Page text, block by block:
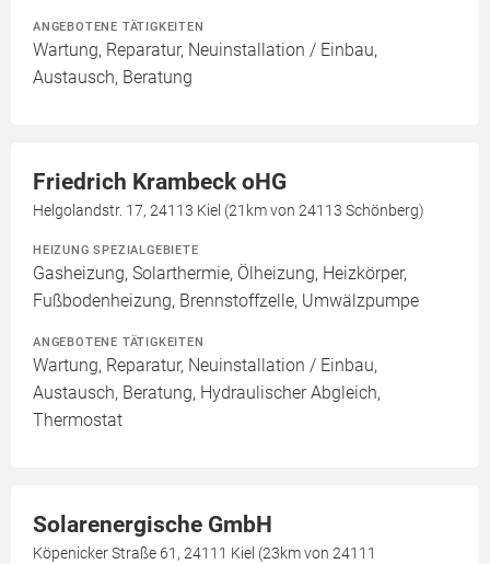
ANGEBOTENE TÄTIGKEITEN
Wartung, Reparatur, Neuinstallation / Einbau,
Austausch, Beratung
Friedrich Krambeck oHG
Helgolandstr. 17, 24113 Kiel (21km von 24113 Schönberg)
HEIZUNG SPEZIALGEBIETE
Gasheizung, Solarthermie, Ölheizung, Heizkörper,
Fußbodenheizung, Brennstoffzelle, Umwälzpumpe
ANGEBOTENE TÄTIGKEITEN
Wartung, Reparatur, Neuinstallation / Einbau,
Austausch, Beratung, Hydraulischer Abgleich,
Thermostat
Solarenergische GmbH
Köpenicker Straße 61, 24111 Kiel (23km von 24111